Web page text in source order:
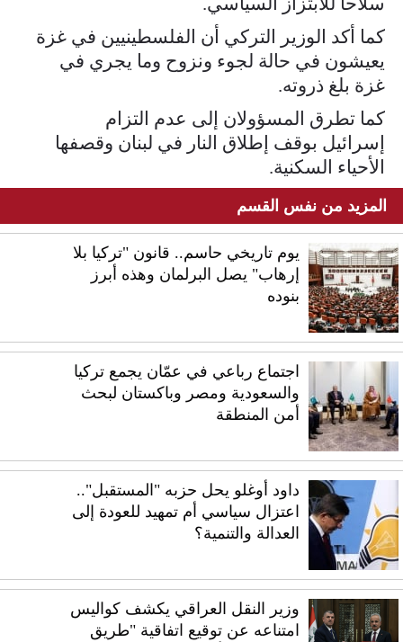
كما أكد الوزير التركي أن الفلسطينيين في غزة
يعيشون في حالة لجوء ونزوح وما يجري في
غزة بلغ ذروته.
كما تطرق المسؤولان إلى عدم التزام
إسرائيل بوقف إطلاق النار في لبنان وقصفها
الأحياء السكنية.
المزيد من نفس القسم
يوم تاريخي حاسم.. قانون "تركيا بلا
إرهاب" يصل البرلمان وهذه أبرز
بنوده
اجتماع رباعي في عمّان يجمع تركيا
والسعودية ومصر وباكستان لبحث
أمن المنطقة
داود أوغلو يحل حزبه "المستقبل"..
اعتزال سياسي أم تمهيد للعودة إلى
العدالة والتنمية؟
وزير النقل العراقي يكشف كواليس
امتناعه عن توقيع اتفاقية "طريق